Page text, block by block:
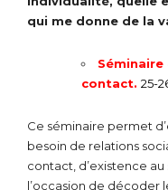
qui me donne de la
contact. 25-
Ce séminaire permet
besoin de relations
contact, d’existence au
l’occasion de décoder